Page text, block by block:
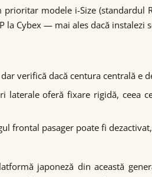
modele i-Size
la Cybex — mai ales dacă instalezi
verifică dacă centura centrală
laterale oferă fixare rigidă, ceea
frontal pasager poate fi
japoneză din această